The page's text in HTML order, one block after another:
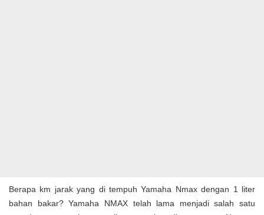
Berapa km jarak yang di tempuh Yamaha Nmax dengan 1 liter
bahan bakar? Yamaha NMAX telah lama menjadi salah satu